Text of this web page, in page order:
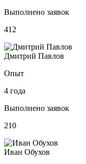
Выполнено заявок
412
Дмитрий Павлов
Опыт
4 года
Выполнено заявок
210
Иван Обухов